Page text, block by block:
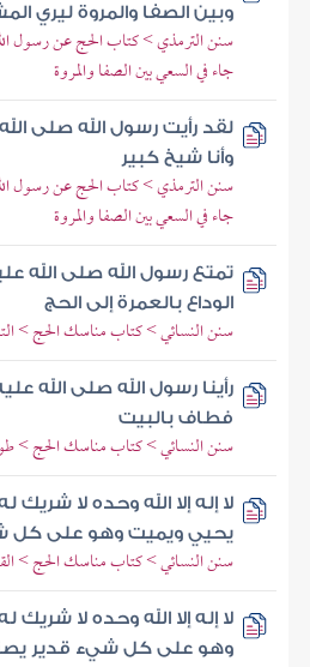
وبين الصفا والمروة ليري
سنن الترمذي > كتاب الحج عن رسول
جاء في السعي بين الصفا والمروة
لقد رأيت رسول الله صلى
وأنا شيخ كبير
سنن الترمذي > كتاب الحج عن رسول
جاء في السعي بين الصفا والمروة
تمتع رسول الله صلى الله
الوداع بالعمرة إلى الحج
سنن النسائي > كتاب مناسك الحج >
رأينا رسول الله صلى الله
فطاف بالبيت
سنن النسائي > كتاب مناسك الحج >
لا إله إلا الله وحده لا شريك
يحيي ويميت وهو على كل
سنن النسائي > كتاب مناسك الحج >
لا إله إلا الله وحده لا شريك
وهو على كل شيء قدير